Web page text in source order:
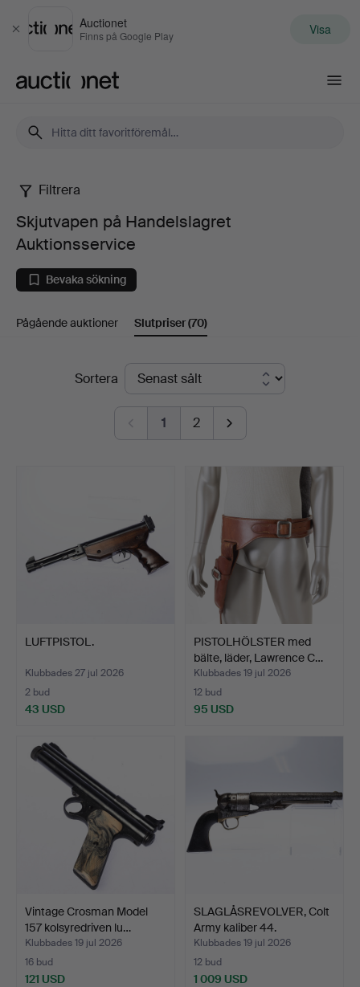
Stäng
Auctionet
Finns på Google Play Visa
Skjutvapen
på
Handelslagret
Auktionsservice
Filtrera
Skjutvapen på Handelslagret
Auktionsservice
Bevaka sökning
Pågående auktioner Slutpriser(70)
SlutpriserSortera
1 2
LUFTPISTOL.
Klubbades 27 jul 2026
2 bud
43 USD
PISTOLHÖLSTER med
bälte, läder, Lawrence C…
Klubbades 19 jul 2026
12 bud
95 USD
Vintage Crosman Model
157 kolsyredriven lu…
Klubbades 19 jul 2026
16 bud
121 USD
SLAGLÅSREVOLVER, Colt
Army kaliber 44.
Klubbades 19 jul 2026
12 bud
1 009 USD